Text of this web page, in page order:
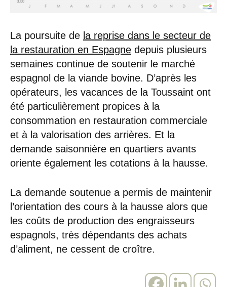
La poursuite de la reprise dans le secteur de
la restauration en Espagne depuis plusieurs
semaines continue de soutenir le marché
espagnol de la viande bovine. D’après les
opérateurs, les vacances de la Toussaint ont
été particulièrement propices à la
consommation en restauration commerciale
et à la valorisation des arrières. Et la
demande saisonnière en quartiers avants
oriente également les cotations à la hausse.
La demande soutenue a permis de maintenir
l’orientation des cours à la hausse alors que
les coûts de production des engraisseurs
espagnols, très dépendants des achats
d’aliment, ne cessent de croître.